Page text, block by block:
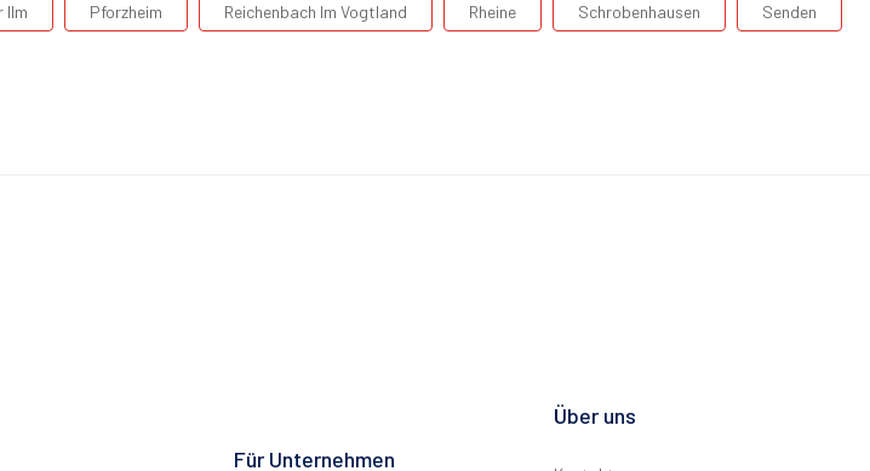
Ilm Pforzheim Reichenbach Im Vogtland Rheine Schrobenhausen Senden
Für Unternehmen
Über uns